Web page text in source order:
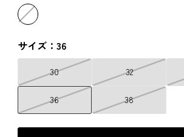
サイズ：36
30 32
36 38